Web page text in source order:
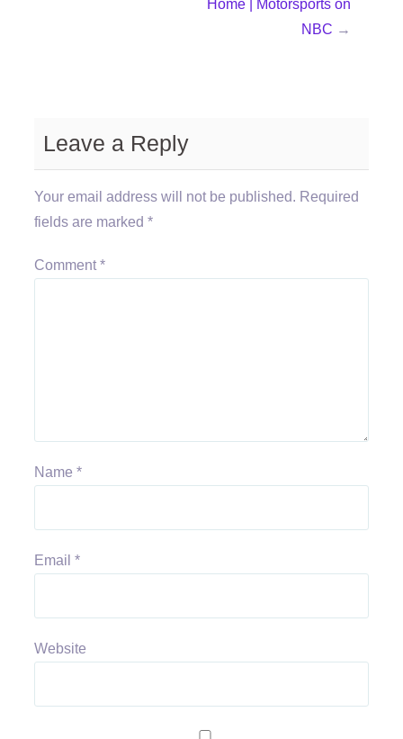
Home | Motorsports on
NBC →
Leave a Reply
Your email address will not be published. Required
fields are marked *
Comment *
Name *
Email *
Website